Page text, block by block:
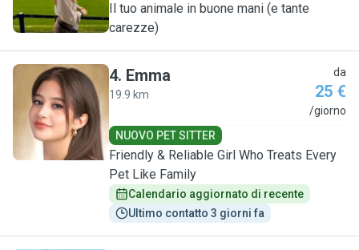
Il tuo animale in buone mani (e tante
carezze)
E
4. Emma
19.9 km
da
25 €
/giorno
NUOVO PET SITTER
Friendly & Reliable Girl Who Treats Every
Pet Like Family
Calendario aggiornato di recente
Ultimo contatto 3 giorni fa